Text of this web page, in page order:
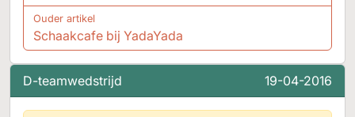
D-teamwedstrijd 19-04-2016
Ouder artikel
Schaakcafe bij YadaYada